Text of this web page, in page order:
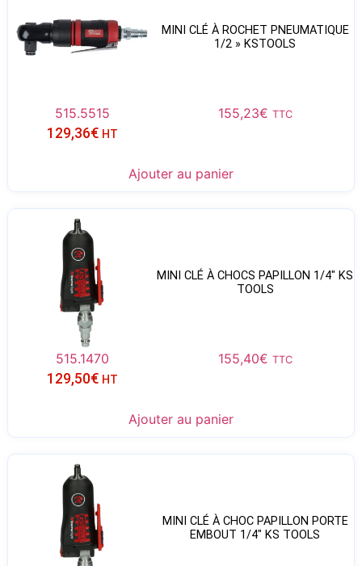
MINI CLÉ À ROCHET PNEUMATIQUE
1/2 » KSTOOLS
515.5515 155,23€ TTC
129,36€ HT
Ajouter au panier
MINI CLÉ À CHOCS PAPILLON 1/4″ KS
TOOLS
515.1470 155,40€ TTC
129,50€ HT
Ajouter au panier
MINI CLÉ À CHOC PAPILLON PORTE
EMBOUT 1/4″ KS TOOLS